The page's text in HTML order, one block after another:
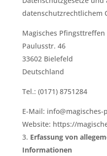
datenschutzrechtlichem
Magisches Pfingsttreffen
Paulusstr. 46
33602 Bielefeld
Deutschland
Tel.: (0171) 8751284
E-Mail:
Website: https://
Erfassung von
Informationen